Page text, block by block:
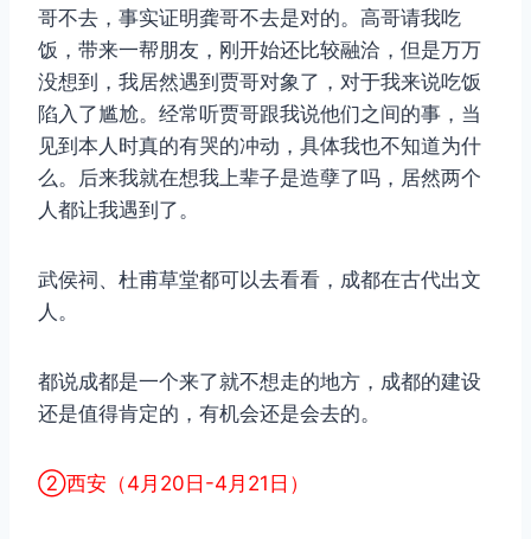
哥不去，事实证明龚哥不去是对的。高哥请我吃
饭，带来一帮朋友，刚开始还比较融洽，但是万万
没想到，我居然遇到贾哥对象了，对于我来说吃饭
陷入了尴尬。经常听贾哥跟我说他们之间的事，当
见到本人时真的有哭的冲动，具体我也不知道为什
么。后来我就在想我上辈子是造孽了吗，居然两个
人都让我遇到了。
武侯祠、杜甫草堂都可以去看看，成都在古代出文
人。
都说成都是一个来了就不想走的地方，成都的建设
还是值得肯定的，有机会还是会去的。
②西安（4月20日-4月21日）